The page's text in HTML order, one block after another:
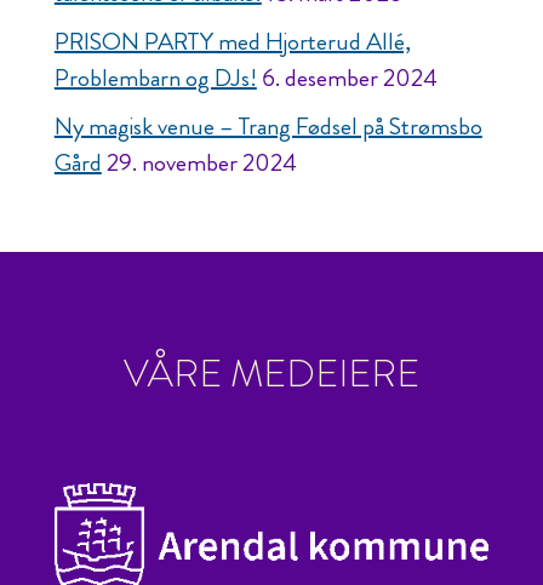
PRISON PARTY med Hjorterud Allé,
Problembarn og DJs!6. desember 2024
Ny magisk venue – Trang Fødsel på Strømsbo
Gård29. november 2024
VÅRE MEDEIERE